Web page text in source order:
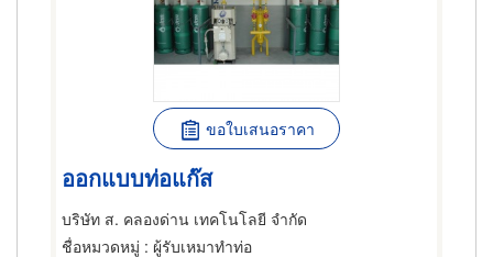
ขอใบเสนอราคา
ออกแบบท่อแก๊ส
บริษัท ส. คลองด่าน เทคโนโลยี จำกัด
ชื่อหมวดหมู่ : ผู้รับเหมาทำท่อ